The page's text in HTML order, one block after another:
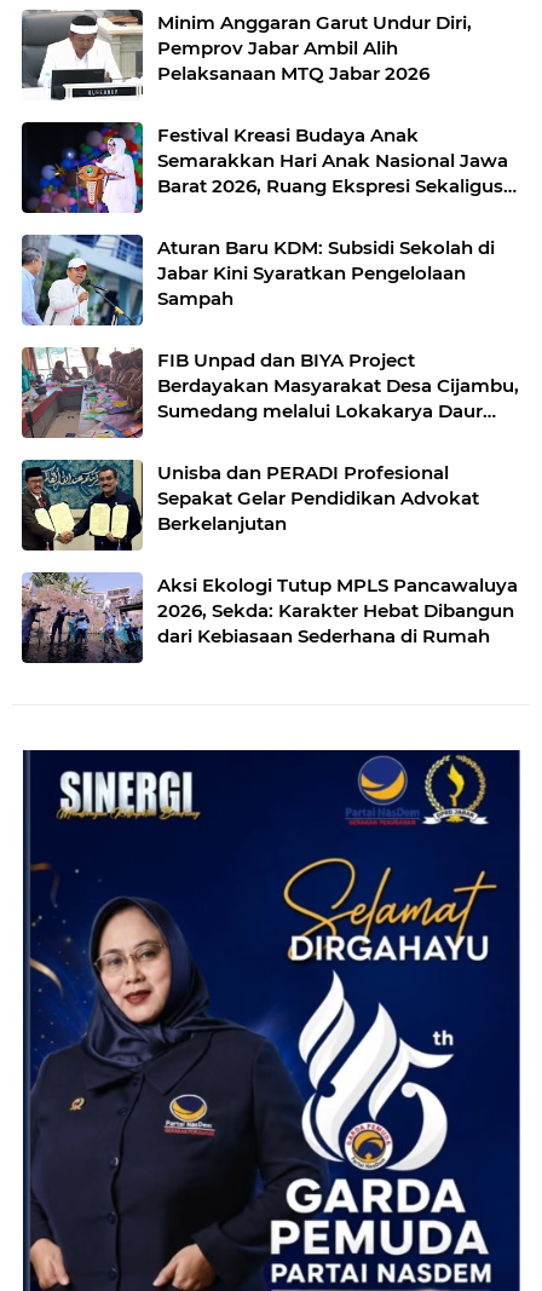
Minim Anggaran Garut Undur Diri,
Pemprov Jabar Ambil Alih
Pelaksanaan MTQ Jabar 2026
Festival Kreasi Budaya Anak
Semarakkan Hari Anak Nasional Jawa
Barat 2026, Ruang Ekspresi Sekaligus
Aturan Baru KDM: Subsidi Sekolah di
Jabar Kini Syaratkan Pengelolaan
Sampah
FIB Unpad dan BIYA Project
Berdayakan Masyarakat Desa Cijambu,
Sumedang melalui Lokakarya Daur
Unisba dan PERADI Profesional
Sepakat Gelar Pendidikan Advokat
Berkelanjutan
Aksi Ekologi Tutup MPLS Pancawaluya
2026, Sekda: Karakter Hebat Dibangun
dari Kebiasaan Sederhana di Rumah